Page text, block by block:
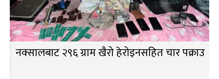
नक्सालबाट २९६ ग्राम खैरो हेरोइनसहित चार पक्राउ